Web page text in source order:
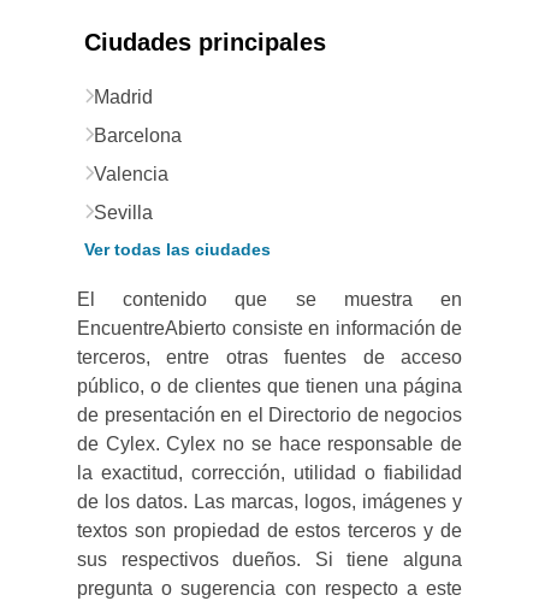
Ciudades principales
Madrid
Barcelona
Valencia
Sevilla
Ver todas las ciudades
El contenido que se muestra en
EncuentreAbierto consiste en información de
terceros, entre otras fuentes de acceso
público, o de clientes que tienen una página
de presentación en el Directorio de negocios
de Cylex. Cylex no se hace responsable de
la exactitud, corrección, utilidad o fiabilidad
de los datos. Las marcas, logos, imágenes y
textos son propiedad de estos terceros y de
sus respectivos dueños. Si tiene alguna
pregunta o sugerencia con respecto a este